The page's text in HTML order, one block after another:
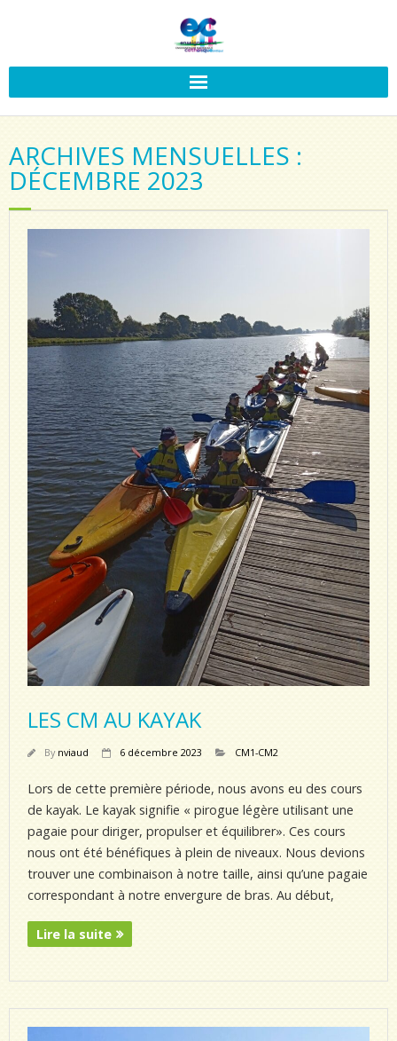
ARCHIVES MENSUELLES :
DÉCEMBRE 2023
LES CM AU KAYAK
By nviaud 6 décembre 2023 CM1-CM2
Lors de cette première période, nous avons eu des cours
de kayak. Le kayak signifie « pirogue légère utilisant une
pagaie pour diriger, propulser et équilibrer». Ces cours
nous ont été bénéfiques à plein de niveaux. Nous devions
trouver une combinaison à notre taille, ainsi qu’une pagaie
correspondant à notre envergure de bras. Au début,
Lire la suite